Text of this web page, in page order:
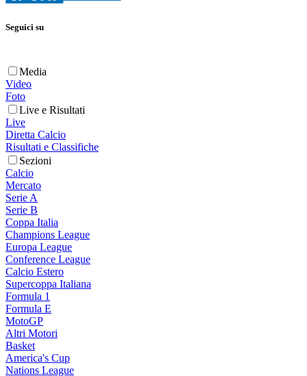
Seguici su
Media
Video
Foto
Live e Risultati
Live
Diretta Calcio
Risultati e Classifiche
Sezioni
Calcio
Mercato
Serie A
Serie B
Coppa Italia
Champions League
Europa League
Conference League
Calcio Estero
Supercoppa Italiana
Formula 1
Formula E
MotoGP
Altri Motori
Basket
America's Cup
Nations League